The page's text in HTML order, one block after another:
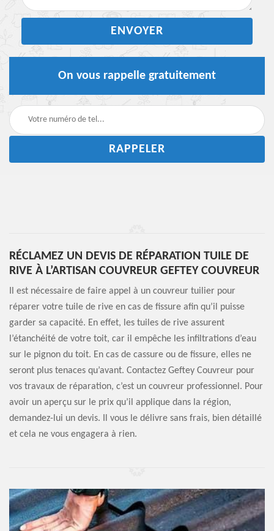
On vous rappelle gratuitement
RÉCLAMEZ UN DEVIS DE RÉPARATION TUILE DE
RIVE À L’ARTISAN COUVREUR GEFTEY COUVREUR
Il est nécessaire de faire appel à un couvreur tuilier pour
réparer votre tuile de rive en cas de fissure afin qu’il puisse
garder sa capacité. En effet, les tuiles de rive assurent
l’étanchéité de votre toit, car il empêche les infiltrations d’eau
sur le pignon du toit. En cas de cassure ou de fissure, elles ne
seront plus tenaces qu’avant. Contactez Geftey Couvreur pour
vos travaux de réparation, c’est un couvreur professionnel. Pour
avoir un aperçu sur le prix qu’il applique dans la région,
demandez-lui un devis. Il vous le délivre sans frais, bien détaillé
et cela ne vous engagera à rien.